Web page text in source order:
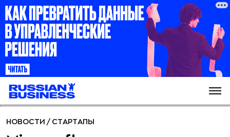
НОВОСТИ / СТАРТАПЫ